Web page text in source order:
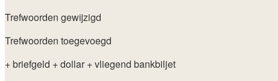
Trefwoorden gewijzigd
Trefwoorden toegevoegd
+ briefgeld + dollar + vliegend bankbiljet